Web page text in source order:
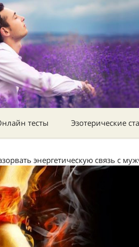
тесты Эзотерические
энергетическую связь с